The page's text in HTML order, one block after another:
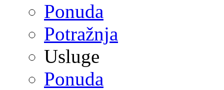
Ponuda
Potražnja
Usluge
Ponuda